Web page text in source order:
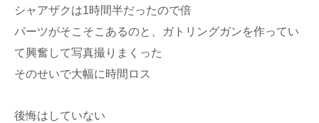
シャアザクは1時間半だったので倍
パーツがそこそこあるのと、ガトリングガンを作ってい
て興奮して写真撮りまくった
そのせいで大幅に時間ロス
後悔はしていない